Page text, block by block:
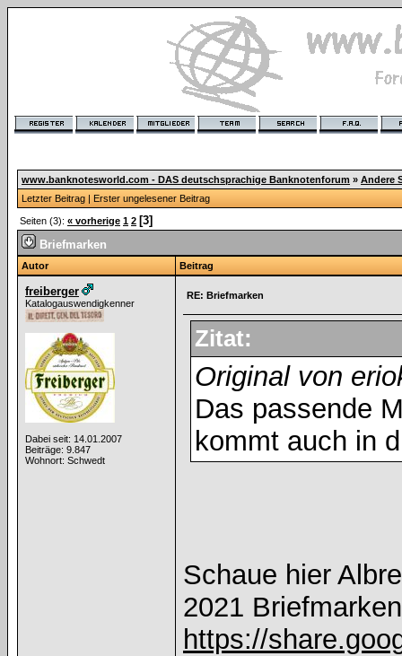
www.banknotesworld.com - DAS deutschsprachige Banknotenforum » Andere
Letzter Beitrag | Erster ungelesener Beitrag
Seiten (3): « vorherige 1 2 [3]
Briefmarken
Autor Beitrag
freiberger
Katalogauswendigkenner
Dabei seit: 14.01.2007
Beiträge: 9.847
Wohnort: Schwedt
RE: Briefmarken
Zitat:
Original von
Das passende
kommt auch in
Schaue hier
2021
https://